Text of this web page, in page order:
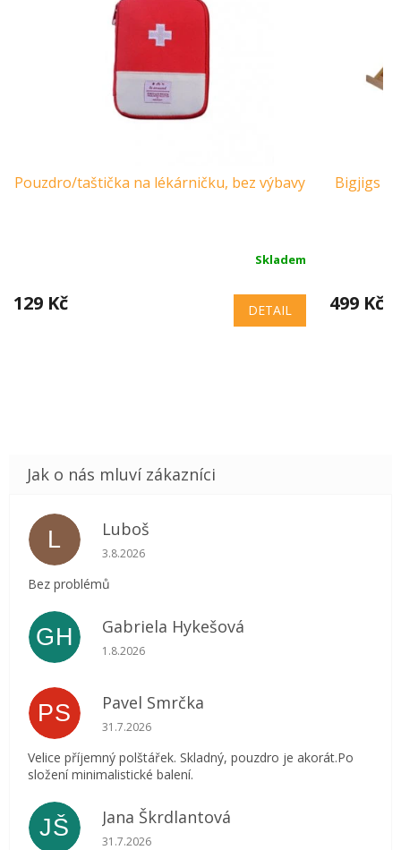
Pouzdro/taštička na lékárničku, bez výbavy
Skladem
129 Kč DETAIL
Bigjigs
499 Kč
L Luboš
Hodnocení obchodu je 5 z 5 hvězdiček.
3.8.2026
Bez problémů
GH Gabriela Hykešová
Hodnocení obchodu je 5 z 5 hvězdiček.
1.8.2026
PS Pavel Smrčka
Hodnocení obchodu je 5 z 5 hvězdiček.
31.7.2026
Velice příjemný polštářek. Skladný, pouzdro je akorát.Po
složení minimalistické balení.
JŠ Jana Škrdlantová
Hodnocení obchodu je 5 z 5 hvězdiček.
31.7.2026